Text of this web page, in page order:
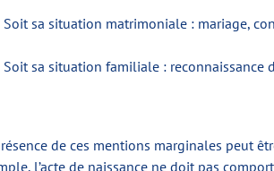
Soit sa situation matrimoniale : mariage,
Soit sa situation familiale : reconnaissance
de ces mentions marginales peut
l’acte de naissance ne doit pas